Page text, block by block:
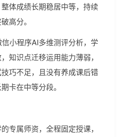
体成绩长期稳居中等，持续
高分。
小程序AI多维测评分析，学
知识点迁移运用能力薄弱，
巧不足，且没有养成课后错
卡在中等分段。
专属师资，全程固定授课，